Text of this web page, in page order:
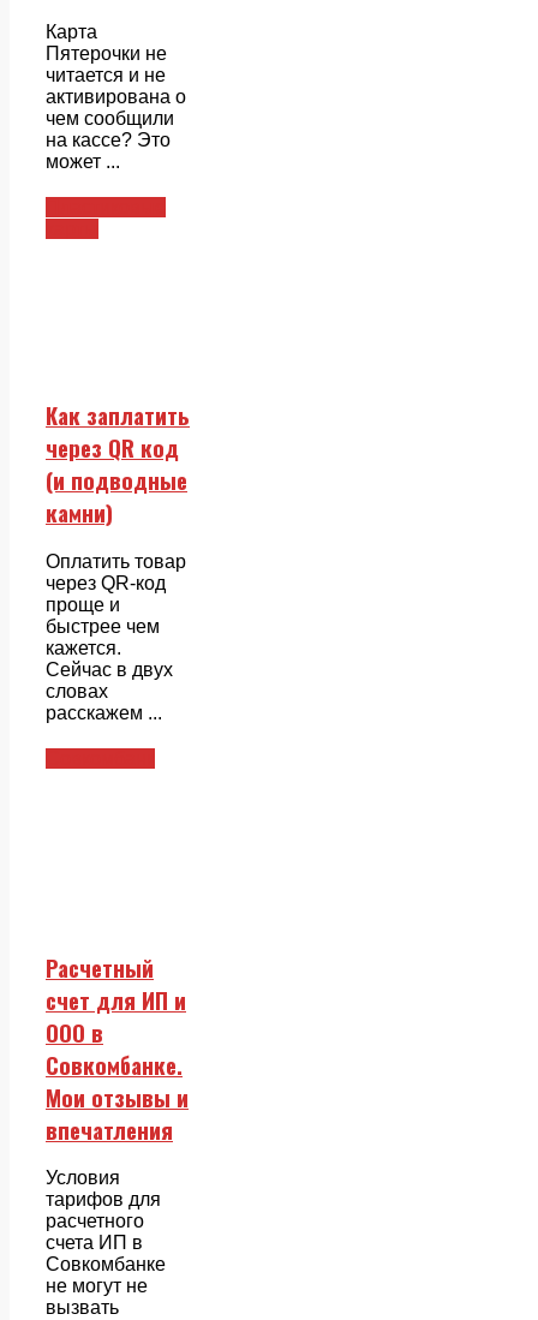
Карта
Пятерочки не
читается и не
активирована о
чем сообщили
на кассе? Это
может ...
Как заплатить
через QR код
(и подводные
камни)
Оплатить товар
через QR-код
проще и
быстрее чем
кажется.
Сейчас в двух
словах
расскажем ...
Расчетный
счет для ИП и
ООО в
Совкомбанке.
Мои отзывы и
впечатления
Условия
тарифов для
расчетного
счета ИП в
Совкомбанке
не могут не
вызвать